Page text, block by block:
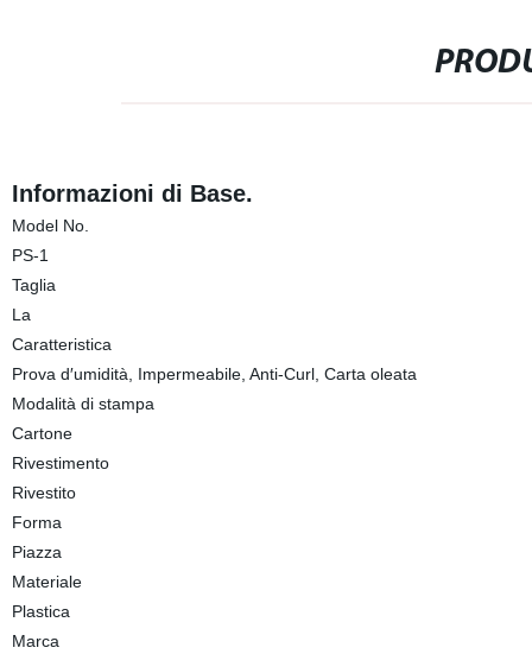
Informazioni di Base.
Model No.
PS-1
Taglia
La
Caratteristica
Prova d′umidità, Impermeabile, Anti-Curl, Carta oleata
Modalità di stampa
Cartone
Rivestimento
Rivestito
Forma
Piazza
Materiale
Plastica
Marca